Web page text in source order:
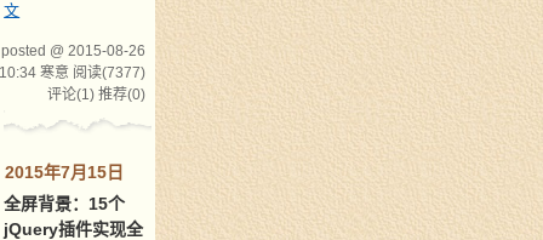
文
posted @ 2015-08-26
寒意 阅读(7377)
评论(1) 推荐(0)
2015年7月15日
全屏背景：15个
jQuery插件实现全